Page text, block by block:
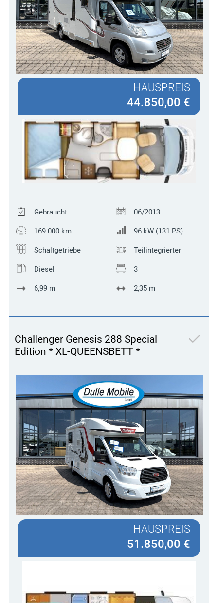
HAUSPREIS
44.850,00 €
Gebraucht 06/2013
169.000 km 96 kW (131 PS)
Schaltgetriebe Teilintegrierter
Diesel 3
6,99 m 2,35 m
Challenger Genesis 288 Special
Edition * XL-QUEENSBETT *
HAUSPREIS
51.850,00 €